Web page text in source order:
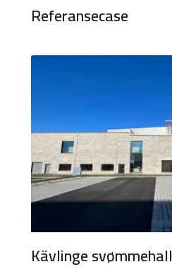
Referansecase
Kävlinge svømmehall